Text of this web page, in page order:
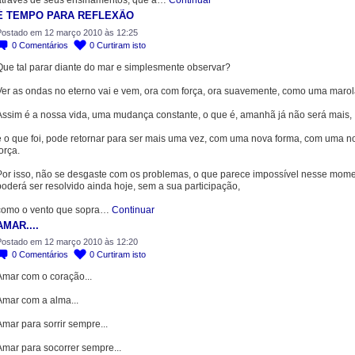
TEMPO PARA REFLEXÃO
em 12 março 2010 às 12:25
0 Comentários 0 Curtiram isto
tal parar diante do mar e simplesmente observar?
as ondas no eterno vai e vem, ora com força, ora suavemente, como uma
é a nossa vida, uma mudança constante, o que é, amanhã já não será mais,
o que foi, pode retornar para ser mais uma vez, com uma nova forma, com uma
isso, não se desgaste com os problemas, o que parece impossível nesse
ser resolvido ainda hoje, sem a sua participação,
o vento que sopra… Continuar
em 12 março 2010 às 12:20
0 Comentários 0 Curtiram isto
com o coração...
com a alma...
para sorrir sempre...
para socorrer sempre...